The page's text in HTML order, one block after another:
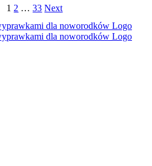
1 2 … 33 Next